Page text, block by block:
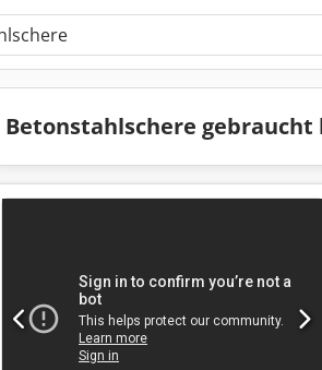
Betonstahlschere gebraucht